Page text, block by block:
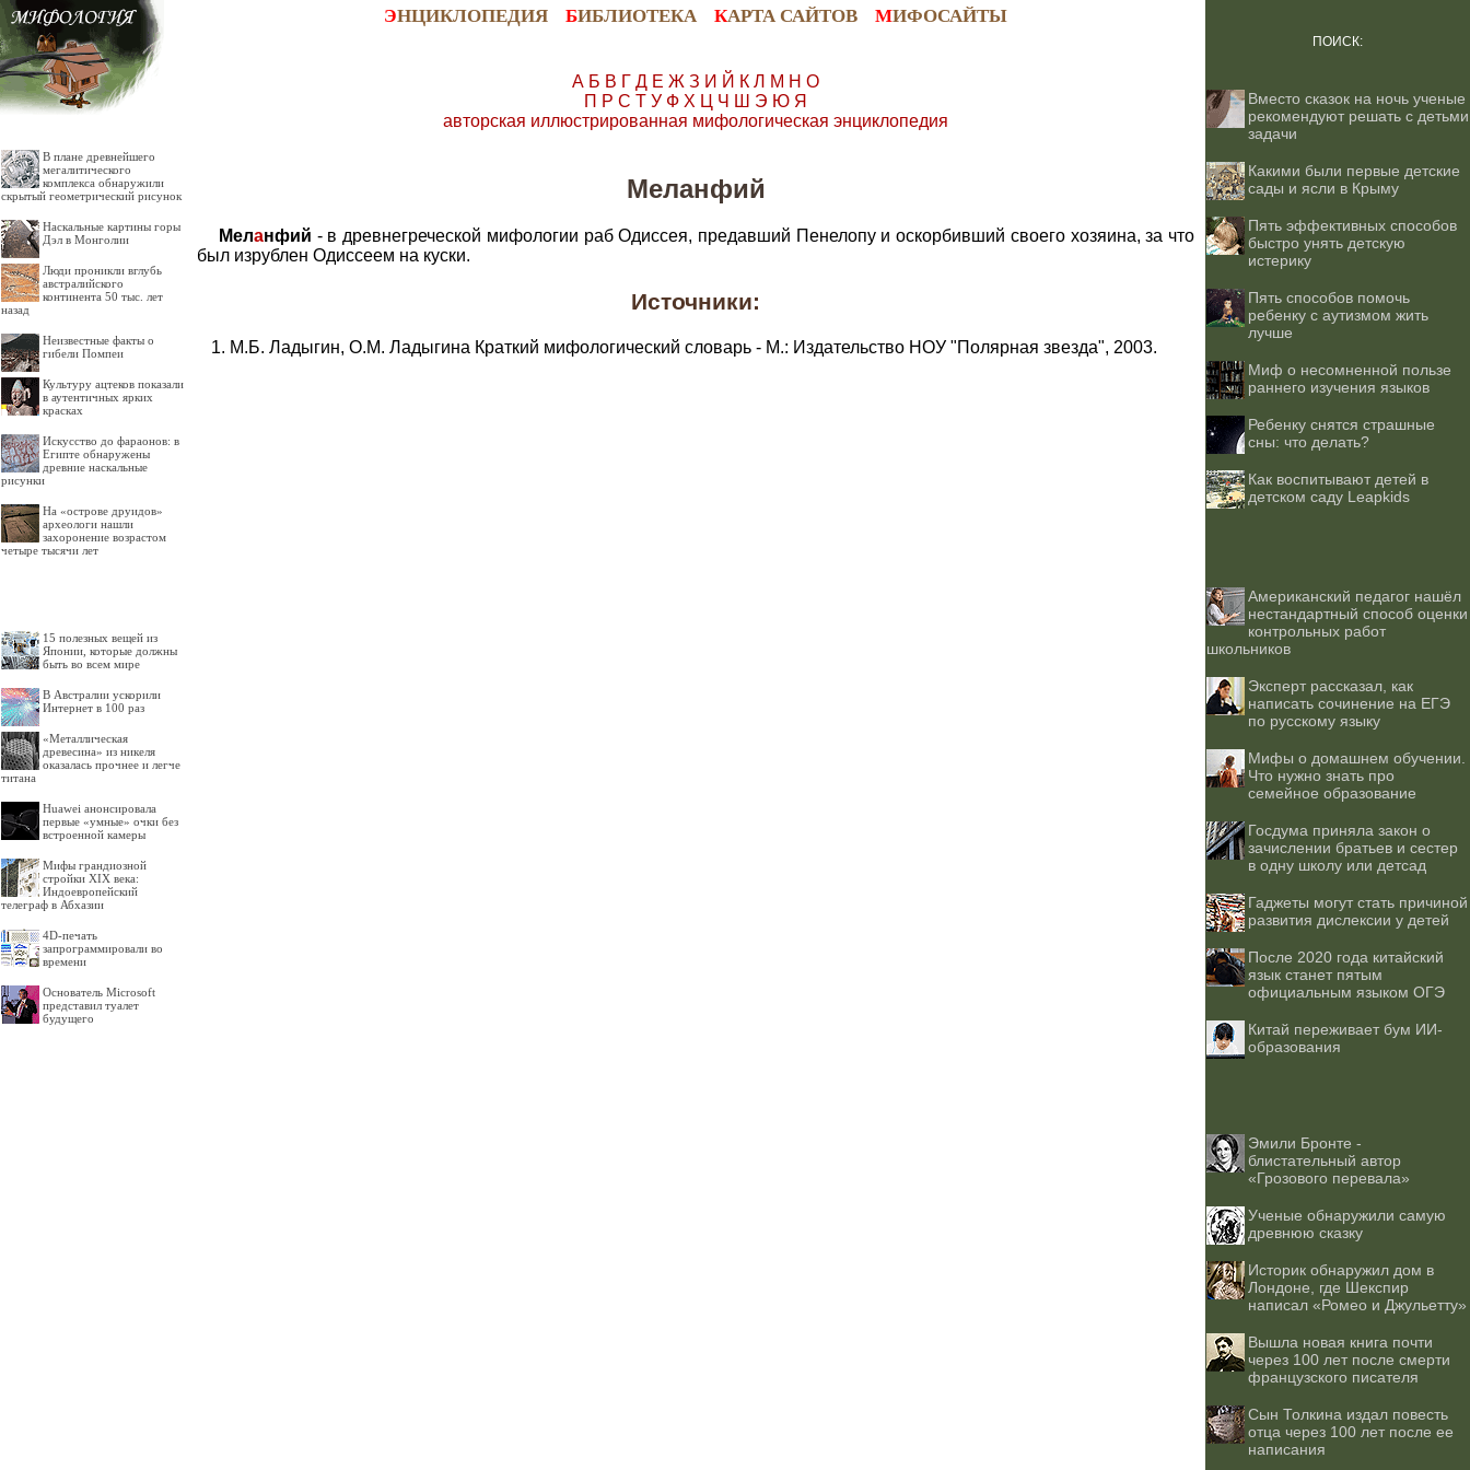
ЭНЦИКЛОПЕДИЯ БИБЛИОТЕКА КАРТА САЙТОВ МИФОСАЙТЫ
В плане древнейшего
мегалитического
комплекса обнаружили
скрытый геометрический рисунок
Наскальные картины горы
Дэл в Монголии
Люди проникли вглубь
австралийского
континента 50 тыс. лет
назад
Неизвестные факты о
гибели Помпеи
Культуру ацтеков показали
в аутентичных ярких
красках
Искусство до фараонов: в
Египте обнаружены
древние наскальные
рисунки
На «острове друидов»
археологи нашли
захоронение возрастом
четыре тысячи лет
15 полезных вещей из
Японии, которые должны
быть во всем мире
В Австралии ускорили
Интернет в 100 раз
«Металлическая
древесина» из никеля
оказалась прочнее и легче
титана
Huawei анонсировала
первые «умные» очки без
встроенной камеры
Мифы грандиозной
стройки XIX века:
Индоевропейский
телеграф в Абхазии
4D-печать
запрограммировали во
времени
Основатель Microsoft
представил туалет
будущего
А Б В Г Д Е Ж З И Й К Л М Н О
П Р С Т У Ф Х Ц Ч Ш Э Ю Я
авторская иллюстрированная мифологическая энциклопедия
Меланфий
Меланфий - в древнегреческой мифологии раб Одиссея, предавший Пенелопу и оскорбивший своего хозяина, за что
был изрублен Одиссеем на куски.
Источники:
М.Б. Ладыгин, О.М. Ладыгина Краткий мифологический словарь - М.: Издательство НОУ "Полярная звезда", 2003.
ПОИСК:
Вместо сказок на ночь ученые
рекомендуют решать с детьми
задачи
Какими были первые детские
сады и ясли в Крыму
Пять эффективных способов
быстро унять детскую
истерику
Пять способов помочь
ребенку с аутизмом жить
лучше
Миф о несомненной пользе
раннего изучения языков
Ребенку снятся страшные
сны: что делать?
Как воспитывают детей в
детском саду Leapkids
Американский педагог нашёл
нестандартный способ оценки
контрольных работ
школьников
Эксперт рассказал, как
написать сочинение на ЕГЭ
по русскому языку
Мифы о домашнем обучении.
Что нужно знать про
семейное образование
Госдума приняла закон о
зачислении братьев и сестер
в одну школу или детсад
Гаджеты могут стать причиной
развития дислексии у детей
После 2020 года китайский
язык станет пятым
официальным языком ОГЭ
Китай переживает бум ИИ-
образования
Эмили Бронте -
блистательный автор
«Грозового перевала»
Ученые обнаружили самую
древнюю сказку
Историк обнаружил дом в
Лондоне, где Шекспир
написал «Ромео и Джульетту»
Вышла новая книга почти
через 100 лет после смерти
французского писателя
Сын Толкина издал повесть
отца через 100 лет после ее
написания